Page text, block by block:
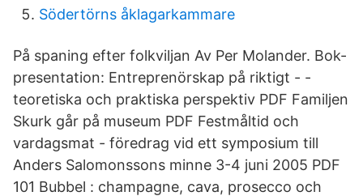
Södertörns åklagarkammare
På spaning efter folkviljan Av Per Molander. Bok-
presentation: Entreprenörskap på riktigt - -
teoretiska och praktiska perspektiv PDF Familjen
Skurk går på museum PDF Festmåltid och
vardagsmat - föredrag vid ett symposium till
Anders Salomonssons minne 3-4 juni 2005 PDF
101 Bubbel : champagne, cava, prosecco och